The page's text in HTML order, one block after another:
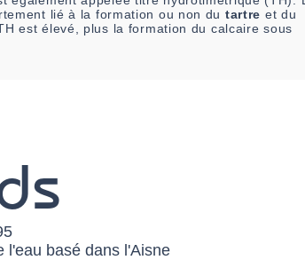
lié à la formation ou non du tartre et du
est élevé, plus la formation du calcaire sous
l'eau basé dans l'Aisne